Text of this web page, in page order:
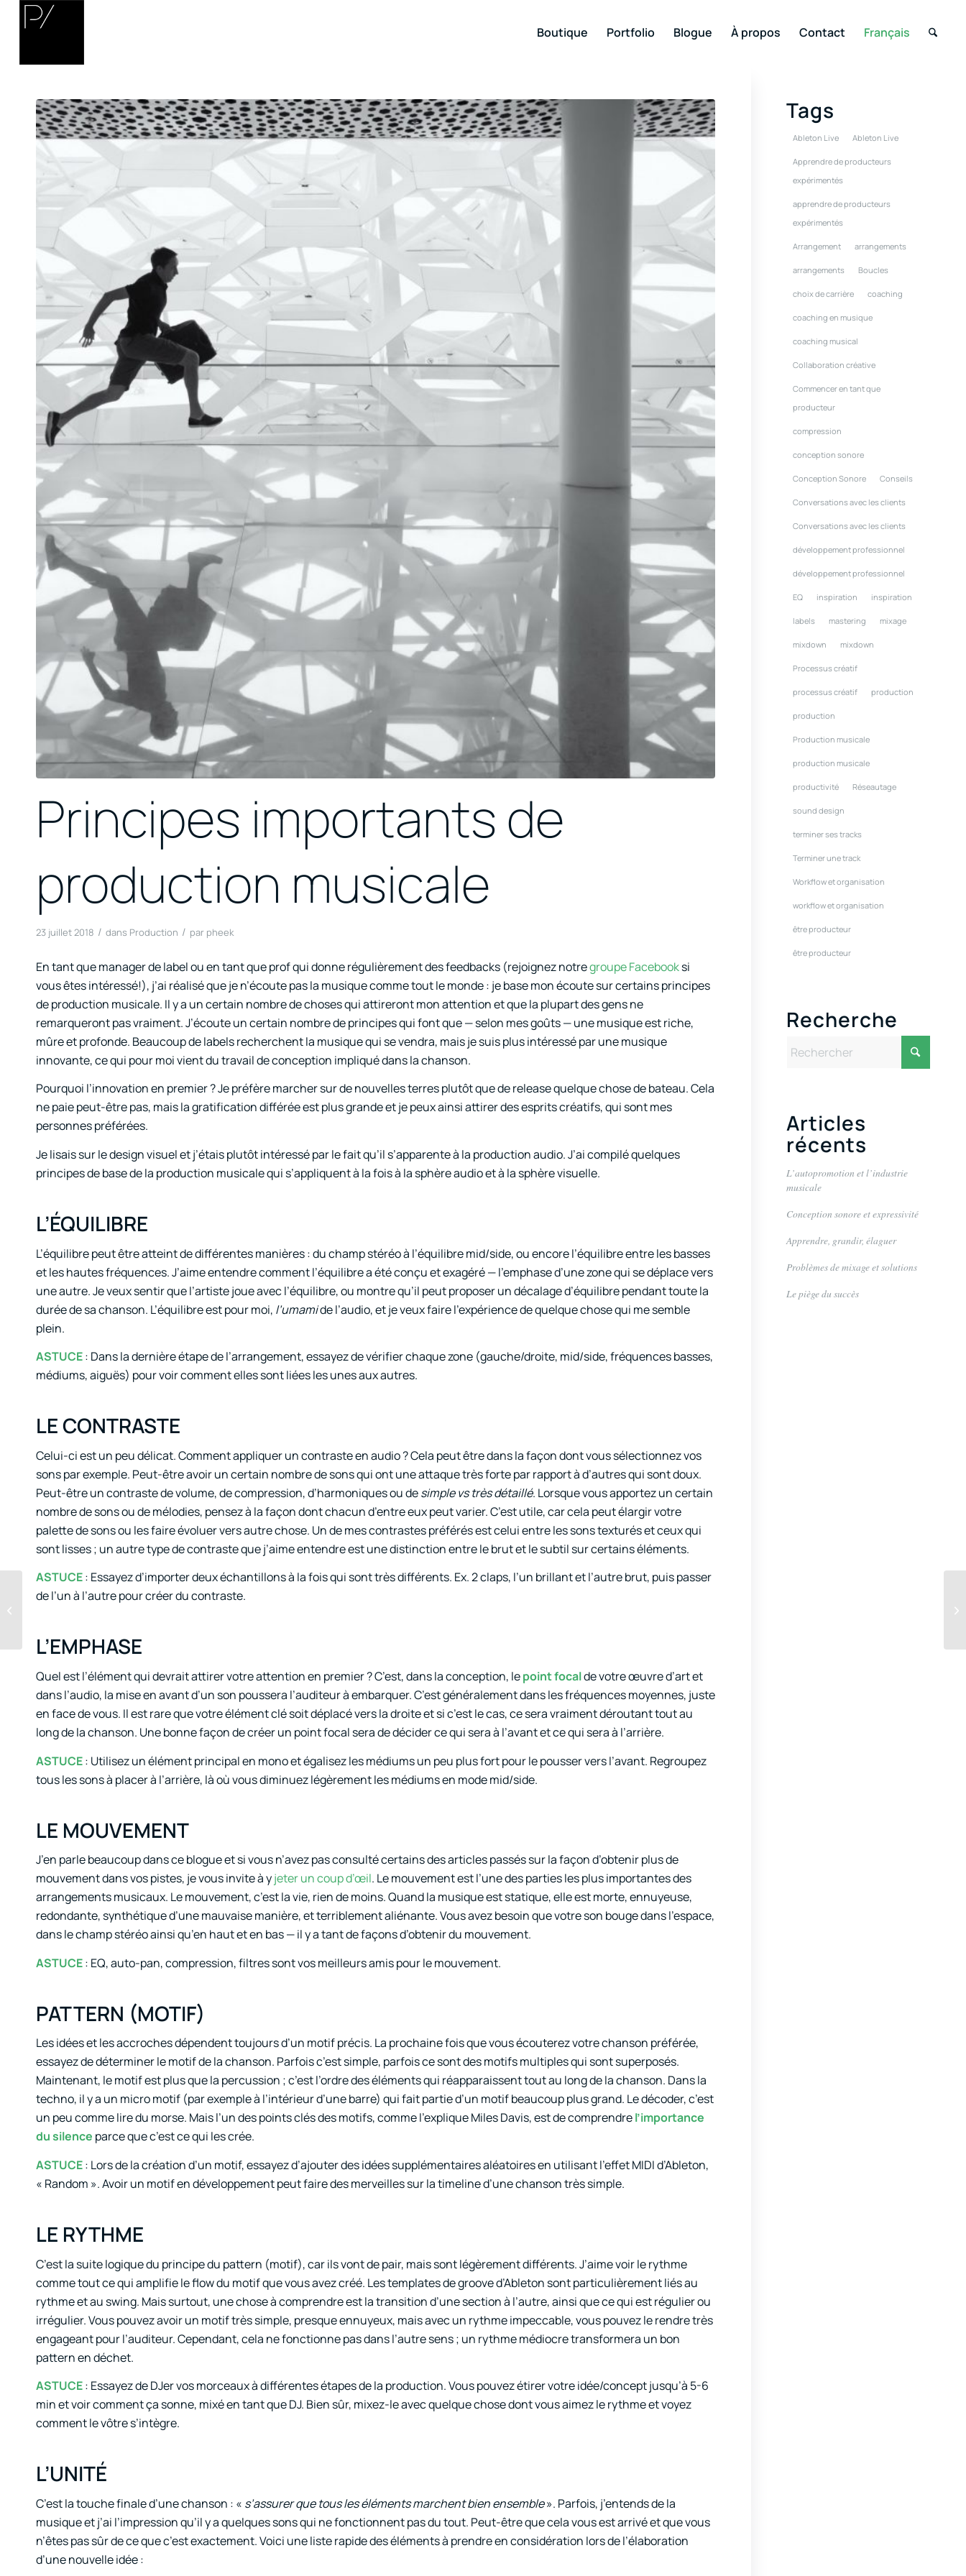
Boutique Portfolio Blogue À propos Contact Français
Principes importants de
production musicale
23 juillet 2018 / dans Production / par pheek
En tant que manager de label ou en tant que prof qui donne régulièrement des feedbacks (rejoignez notregroupe Facebooksi
vous êtes intéressé!), j’ai réalisé que je n’écoute pas la musique comme tout le monde : je base mon écoute sur certains principes
de production musicale. Il y a un certain nombre de choses qui attireront mon attention et que la plupart des gens ne
remarqueront pas vraiment. J’écoute un certain nombre de principes qui font que — selon mes goûts — une musique est riche,
mûre et profonde. Beaucoup de labels recherchent la musique qui se vendra, mais je suis plus intéressé par une musique
innovante, ce qui pour moi vient du travail de conception impliqué dans la chanson.
Pourquoi l’innovation en premier ? Je préfère marcher sur de nouvelles terres plutôt que de release quelque chose de bateau. Cela
ne paie peut-être pas, mais la gratification différée est plus grande et je peux ainsi attirer des esprits créatifs, qui sont mes
personnes préférées.
Je lisais sur le design visuel et j’étais plutôt intéressé par le fait qu’il s’apparente à la production audio. J’ai compilé quelques
principes de base de la production musicale qui s’appliquent à la fois à la sphère audio et à la sphère visuelle.
L’ÉQUILIBRE
L’équilibre peut être atteint de différentes manières : du champ stéréo à l’équilibre mid/side, ou encore l’équilibre entre les basses
et les hautes fréquences. J’aime entendre comment l’équilibre a été conçu et exagéré — l’emphase d’une zone qui se déplace vers
une autre. Je veux sentir que l’artiste joue avec l’équilibre, ou montre qu’il peut proposer un décalage d’équilibre pendant toute la
durée de sa chanson. L’équilibre est pour moi, l’umamide l’audio, et je veux faire l’expérience de quelque chose qui me semble
plein.
ASTUCE: Dans la dernière étape de l’arrangement, essayez de vérifier chaque zone (gauche/droite, mid/side, fréquences basses,
médiums, aiguës) pour voir comment elles sont liées les unes aux autres.
LE CONTRASTE
Celui-ci est un peu délicat. Comment appliquer un contraste en audio ? Cela peut être dans la façon dont vous sélectionnez vos
sons par exemple. Peut-être avoir un certain nombre de sons qui ont une attaque très forte par rapport à d’autres qui sont doux.
Peut-être un contraste de volume, de compression, d’harmoniques ou desimple vs très détaillé. Lorsque vous apportez un certain
nombre de sons ou de mélodies, pensez à la façon dont chacun d’entre eux peut varier. C’est utile, car cela peut élargir votre
palette de sons ou les faire évoluer vers autre chose. Un de mes contrastes préférés est celui entre les sons texturés et ceux qui
sont lisses ; un autre type de contraste que j’aime entendre est une distinction entre le brut et le subtil sur certains éléments.
ASTUCE: Essayez d’importer deux échantillons à la fois qui sont très différents. Ex. 2 claps, l’un brillant et l’autre brut, puis passer
de l’un à l’autre pour créer du contraste.
L’EMPHASE
Quel est l’élément qui devrait attirer votre attention en premier ? C’est, dans la conception, lepoint focalde votre œuvre d’art et
dans l’audio, la mise en avant d’un son poussera l’auditeur à embarquer. C’est généralement dans les fréquences moyennes, juste
en face de vous. Il est rare que votre élément clé soit déplacé vers la droite et si c’est le cas, ce sera vraiment déroutant tout au
long de la chanson. Une bonne façon de créer un point focal sera de décider ce qui sera à l’avant et ce qui sera à l’arrière.
ASTUCE: Utilisez un élément principal en mono et égalisez les médiums un peu plus fort pour le pousser vers l’avant. Regroupez
tous les sons à placer à l’arrière, là où vous diminuez légèrement les médiums en mode mid/side.
LE MOUVEMENT
J’en parle beaucoup dans ce blogue et si vous n’avez pas consulté certains des articles passés sur la façon d’obtenir plus de
mouvement dans vos pistes, je vous invite à yjeter un coup d’œil. Le mouvement est l’une des parties les plus importantes des
arrangements musicaux. Le mouvement, c’est la vie, rien de moins. Quand la musique est statique, elle est morte, ennuyeuse,
redondante, synthétique d’une mauvaise manière, et terriblement aliénante. Vous avez besoin que votre son bouge dans l’espace,
dans le champ stéréo ainsi qu’en haut et en bas — il y a tant de façons d’obtenir du mouvement.
ASTUCE: EQ, auto-pan, compression, filtres sont vos meilleurs amis pour le mouvement.
PATTERN (MOTIF)
Les idées et les accroches dépendent toujours d’un motif précis. La prochaine fois que vous écouterez votre chanson préférée,
essayez de déterminer le motif de la chanson. Parfois c’est simple, parfois ce sont des motifs multiples qui sont superposés.
Maintenant, le motif est plus que la percussion ; c’est l’ordre des éléments qui réapparaissent tout au long de la chanson. Dans la
techno, il y a un micro motif (par exemple à l’intérieur d’une barre) qui fait partie d’un motif beaucoup plus grand. Le décoder, c’est
un peu comme lire du morse. Mais l’un des points clés des motifs, comme l’explique Miles Davis, est de comprendrel’importance
du silence parce que c’est ce qui les crée.
ASTUCE: Lors de la création d’un motif, essayez d’ajouter des idées supplémentaires aléatoires en utilisant l’effet MIDI d’Ableton,
« Random ». Avoir un motif en développement peut faire des merveilles sur la timeline d’une chanson très simple.
LE RYTHME
C’est la suite logique du principe du pattern (motif), car ils vont de pair, mais sont légèrement différents. J’aime voir le rythme
comme tout ce qui amplifie le flow du motif que vous avez créé. Les templates de groove d’Ableton sont particulièrement liés au
rythme et au swing. Mais surtout, une chose à comprendre est la transition d’une section à l’autre, ainsi que ce qui est régulier ou
irrégulier. Vous pouvez avoir un motif très simple, presque ennuyeux, mais avec un rythme impeccable, vous pouvez le rendre très
engageant pour l’auditeur. Cependant, cela ne fonctionne pas dans l’autre sens ; un rythme médiocre transformera un bon
pattern en déchet.
ASTUCE: Essayez de DJer vos morceaux à différentes étapes de la production. Vous pouvez étirer votre idée/concept jusqu’à 5-6
min et voir comment ça sonne, mixé en tant que DJ. Bien sûr, mixez-le avec quelque chose dont vous aimez le rythme et voyez
comment le vôtre s’intègre.
L’UNITÉ
C’est la touche finale d’une chanson : « s’assurer que tous les éléments marchent bien ensemble». Parfois, j’entends de la
musique et j’ai l’impression qu’il y a quelques sons qui ne fonctionnent pas du tout. Peut-être que cela vous est arrivé et que vous
n’êtes pas sûr de ce que c’est exactement. Voici une liste rapide des éléments à prendre en considération lors de l’élaboration
d’une nouvelle idée :
Tags
Ableton Live Ableton Live
Apprendre de producteurs
expérimentés
apprendre de producteurs
expérimentés
Arrangement arrangements
arrangements Boucles
choix de carrière coaching
coaching en musique
coaching musical
Collaboration créative
Commencer en tant que
producteur
compression
conception sonore
Conception Sonore Conseils
Conversations avec les clients
Conversations avec les clients
développement professionnel
développement professionnel
EQ inspiration inspiration
labels mastering mixage
mixdown mixdown
Processus créatif
processus créatif production
production
Production musicale
production musicale
productivité Réseautage
sound design
terminer ses tracks
Terminer une track
Workflow et organisation
workflow et organisation
être producteur
être producteur
Recherche
Articles
récents
L’autopromotion et l’industrie
musicale
Conception sonore et expressivité
Apprendre, grandir, élaguer
Problèmes de mixage et solutions
Le piège du succès
La double vie du
musicien : gagner de